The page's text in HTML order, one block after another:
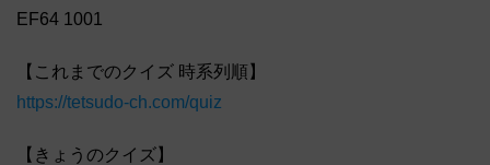
EF64 1001
【これまでのクイズ 時系列順】
https://tetsudo-ch.com/quiz
【きょうのクイズ】